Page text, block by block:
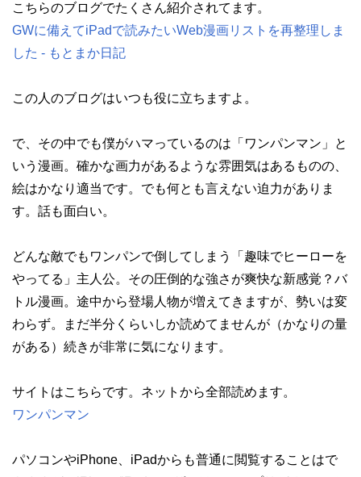
こちらのブログでたくさん紹介されてます。
GWに備えてiPadで読みたいWeb漫画リストを再整理しま
した - もとまか日記
この人のブログはいつも役に立ちますよ。
で、その中でも僕がハマっているのは「ワンパンマン」と
いう漫画。確かな画力があるような雰囲気はあるものの、
絵はかなり適当です。でも何とも言えない迫力がありま
す。話も面白い。
どんな敵でもワンパンで倒してしまう「趣味でヒーローを
やってる」主人公。その圧倒的な強さが爽快な新感覚？バ
トル漫画。途中から登場人物が増えてきますが、勢いは変
わらず。まだ半分くらいしか読めてませんが（かなりの量
がある）続きが非常に気になります。
サイトはこちらです。ネットから全部読めます。
ワンパンマン
パソコンやiPhone、iPadからも普通に閲覧することはで